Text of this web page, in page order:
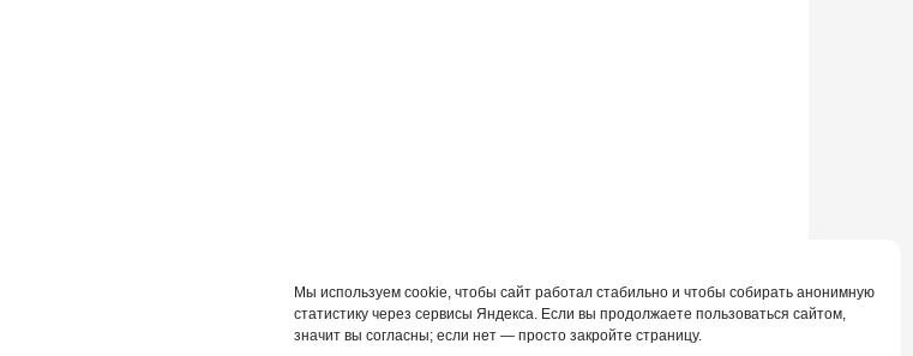
Мы используем cookie, чтобы сайт работал стабильно и чтобы собирать анонимную
статистику через сервисы Яндекса. Если вы продолжаете пользоваться сайтом,
значит вы согласны; если нет — просто закройте страницу.